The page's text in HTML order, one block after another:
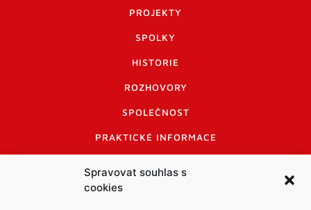
Spravovat souhlas s
cookies
PROJEKTY
SPOLKY
HISTORIE
ROZHOVORY
SPOLEČNOST
PRAKTICKÉ INFORMACE
INFORMACE A KODEX DISKUTUJÍCÍCH